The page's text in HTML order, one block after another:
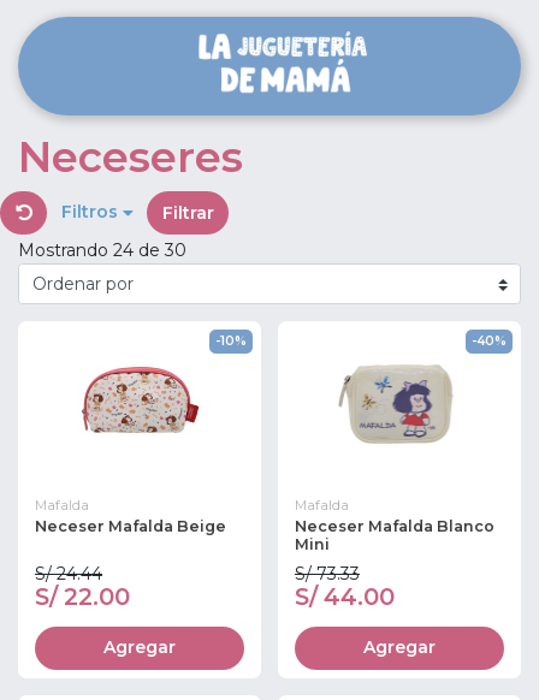
Neceseres
Filtros
Filtrar
Mostrando 24 de 30
-10%
Mafalda
Neceser Mafalda Beige
S/ 24.44
S/ 22.00
Agregar
-40%
Mafalda
Neceser Mafalda Blanco
Mini
S/ 73.33
S/ 44.00
Agregar